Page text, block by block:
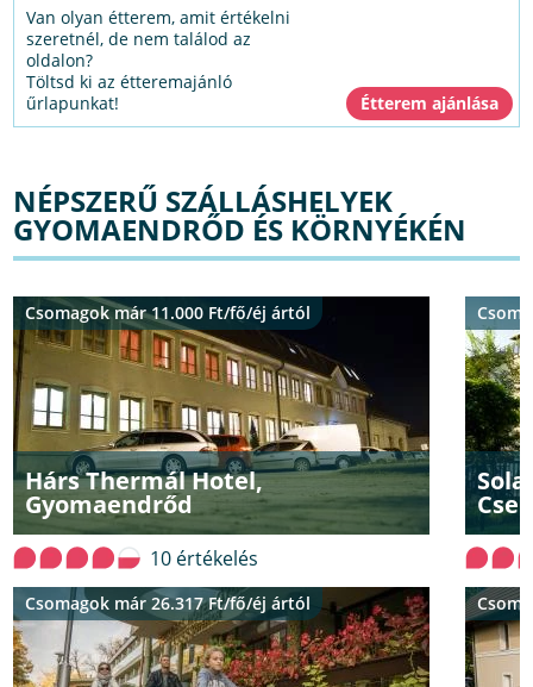
Van olyan étterem, amit értékelni
szeretnél, de nem találod az
oldalon?
Töltsd ki az étteremajánló
űrlapunkat!
NÉPSZERŰ SZÁLLÁSHELYEK
GYOMAENDRŐD ÉS KÖRNYÉKÉN
Hárs Thermál Hotel,
Gyomaendrőd
Csomagok már 11.000 Ft/fő/éj ártól
10 értékelés
Csomagok már 26.317 Ft/fő/éj ártól